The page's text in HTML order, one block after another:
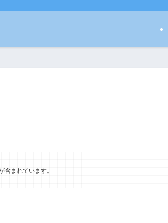
含まれています。